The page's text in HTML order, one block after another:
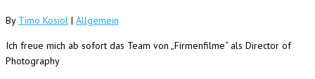
By Timo Kosiol | Allgemein
Ich freue mich ab sofort das Team von „Firmenfilme“ als Director of
Photography